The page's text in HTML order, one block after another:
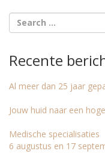
Recente
Al meer dan 25 jaar
Jouw huid naar een
Medische specialisaties
6 augustus en 17